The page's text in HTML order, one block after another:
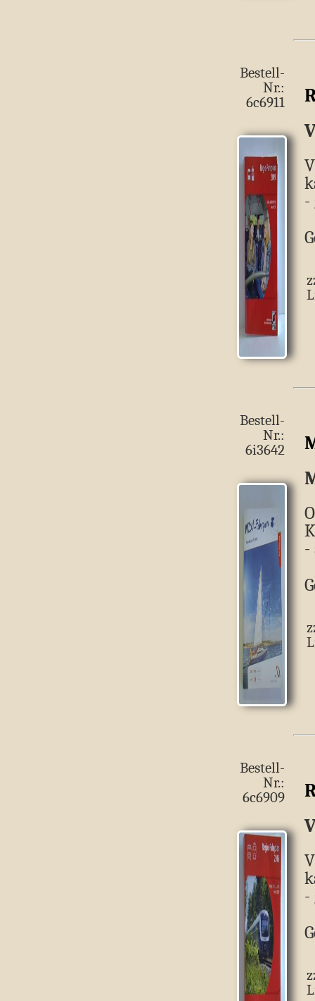
Bestell-
Nr.:
6c6911
-
Bestell-
Nr.:
6i3642
-
Bestell-
Nr.:
6c6909
-